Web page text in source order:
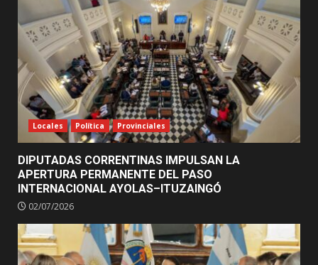
Locales Política Provinciales
DIPUTADAS CORRENTINAS IMPULSAN LA
APERTURA PERMANENTE DEL PASO
INTERNACIONAL AYOLAS–ITUZAINGÓ
02/07/2026